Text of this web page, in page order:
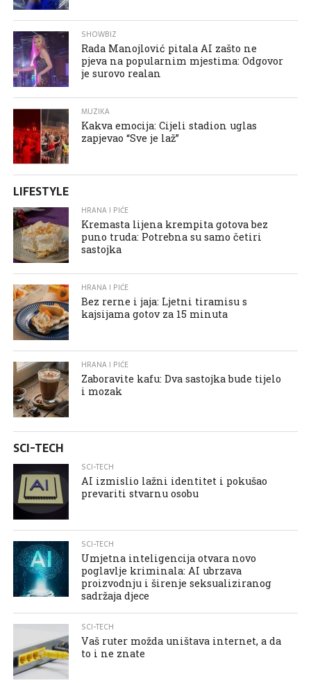
SHOWBIZ
Rada Manojlović pitala AI zašto ne
pjeva na popularnim mjestima: Odgovor
je surovo realan
MUZIKA
Kakva emocija: Cijeli stadion uglas
zapjevao “Sve je laž”
LIFESTYLE
HRANA I PIĆE
Kremasta lijena krempita gotova bez
puno truda: Potrebna su samo četiri
sastojka
HRANA I PIĆE
Bez rerne i jaja: Ljetni tiramisu s
kajsijama gotov za 15 minuta
HRANA I PIĆE
Zaboravite kafu: Dva sastojka bude tijelo
i mozak
SCI-TECH
SCI-TECH
AI izmislio lažni identitet i pokušao
prevariti stvarnu osobu
SCI-TECH
Umjetna inteligencija otvara novo
poglavlje kriminala: AI ubrzava
proizvodnju i širenje seksualiziranog
sadržaja djece
SCI-TECH
Vaš ruter možda uništava internet, a da
to i ne znate